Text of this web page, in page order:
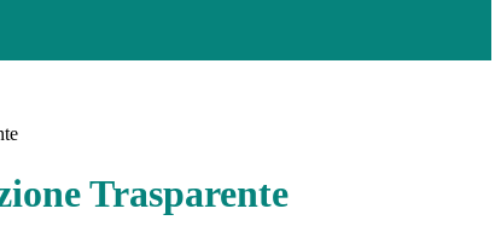
Trasparente